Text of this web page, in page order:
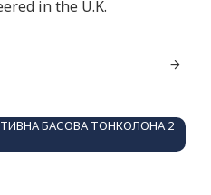
in the U.K.
БАСОВА ТОНКОЛОНА 2